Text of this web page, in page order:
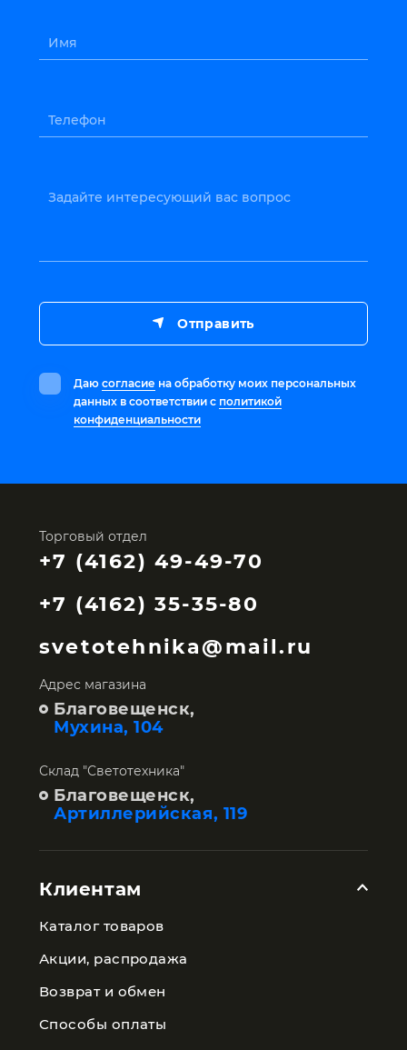
Имя
Телефон
Задайте интересующий вас вопрос
Даю согласие на обработку моих персональных
данных в соответствии с политикой
конфиденциальности
Отправить
Торговый отдел
+7 (4162) 49-49-70
+7 (4162) 35-35-80
svetotehnika@mail.ru
Адрес магазина
Благовещенск,
Мухина, 104
Склад "Светотехника"
Благовещенск,
Артиллерийская, 119
Клиентам
Каталог товаров
Акции, распродажа
Возврат и обмен
Способы оплаты